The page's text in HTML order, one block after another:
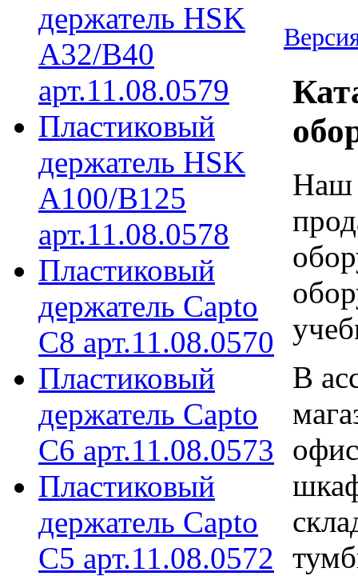
держатель HSK
A32/B40
арт.11.08.0579
Пластиковый
держатель HSK
A100/B125
арт.11.08.0578
Пластиковый
держатель Capto
C8 арт.11.08.0570
Пластиковый
держатель Capto
C6 арт.11.08.0573
Пластиковый
держатель Capto
C5 арт.11.08.0572
Наш
В